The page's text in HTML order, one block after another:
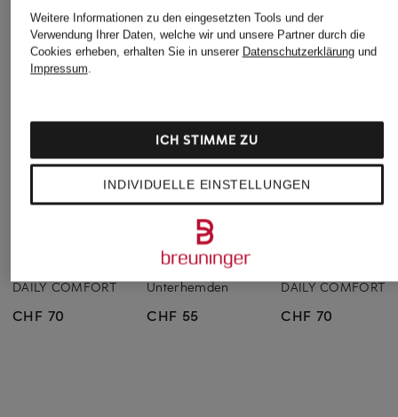
DAILY COMFORT
CHF 70
LACOSTE
2er-Pack V-
Unterhemden
CHF 55
DAILY COMFORT
CHF 70
Weitere Informationen zu den eingesetzten Tools und der
Verwendung Ihrer Daten, welche wir und unsere Partner durch die
Cookies erheben, erhalten Sie in unserer Datenschutzerklärungund
Impressum.
INDIVIDUELLE EINSTELLUNGEN
ICH STIMME ZU